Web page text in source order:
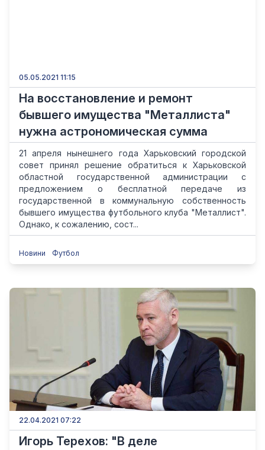
05.05.2021 11:15
На восстановление и ремонт
бывшего имущества "Металлиста"
нужна астрономическая сумма
21 апреля нынешнего года Харьковский городской
совет принял решение обратиться к Харьковской
областной государственной администрации с
предложением о бесплатной передаче из
государственной в коммунальную собственность
бывшего имущества футбольного клуба "Металлист".
Однако, к сожалению, сост...
Новини Футбол
22.04.2021 07:22
Игорь Терехов: "В деле